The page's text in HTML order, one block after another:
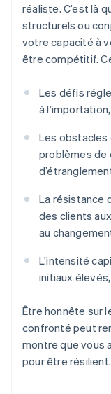
réaliste. C’est là
structurels ou
votre capacité à
être compétitif.
Les défis
à
Les obstacles
problèmes de
La résistance
des clients
au
L’intensité
initiaux
Être honnête sur
confronté peut
montre que vous
pour être résilient.